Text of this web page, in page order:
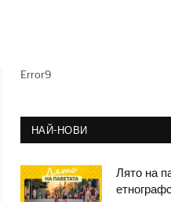
Error9
НАЙ-НОВИ
Лято на